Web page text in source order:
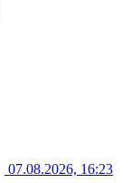
07.08.2026, 16:23